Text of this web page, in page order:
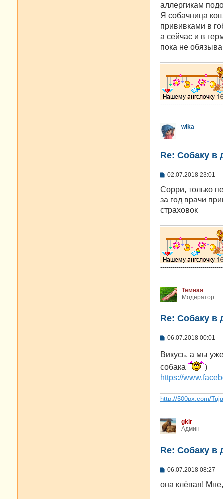
щ
е
и
е
аллергикам
Я собачница
прививками в
а сейчас и в
пока не
wika
Re: Собаку в
С
о
щ
е
н
02.07.2018 23:01
Сорри, только
за год врачи
страховок
Темная
Модератор
Re: Собаку в
С
б
щ
е
н
е
06.07.2018 00:01
Викусь, а мы
собака
)
https://
http://500px.com/
gkir
Админ
Re: Собаку в
С
о
06.07.2018 08:27
она клёвая!